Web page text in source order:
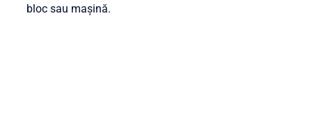
bloc sau mașină.